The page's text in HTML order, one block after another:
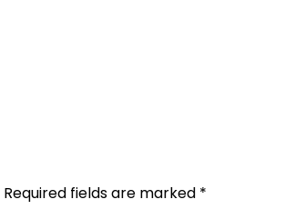
Required fields are marked *